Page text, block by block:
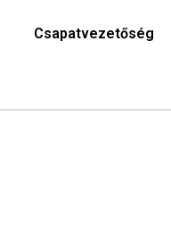
Csapatvezetőség